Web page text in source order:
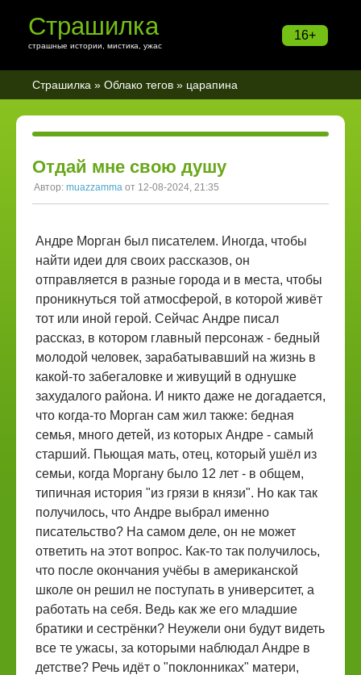
16+
Страшилка
страшные истории, мистика, ужас
Страшилка » Облако тегов » царапина
Отдай мне свою душу
Автор: muazzamma от 12-08-2024, 21:35
Андре Морган был писателем. Иногда, чтобы
найти идеи для своих рассказов, он
отправляется в разные города и в места, чтобы
проникнуться той атмосферой, в которой живёт
тот или иной герой. Сейчас Андре писал
рассказ, в котором главный персонаж - бедный
молодой человек, зарабатывавший на жизнь в
какой-то забегаловке и живущий в однушке
захудалого района. И никто даже не догадается,
что когда-то Морган сам жил также: бедная
семья, много детей, из которых Андре - самый
старший. Пьющая мать, отец, который ушёл из
семьи, когда Моргану было 12 лет - в общем,
типичная история "из грязи в князи". Но как так
получилось, что Андре выбрал именно
писательство? На самом деле, он не может
ответить на этот вопрос. Как-то так получилось,
что после окончания учёбы в американской
школе он решил не поступать в университет, а
работать на себя. Ведь как же его младшие
братики и сестрёнки? Неужели они будут видеть
все те ужасы, за которыми наблюдал Андре в
детстве? Речь идёт о "поклонниках" матери,